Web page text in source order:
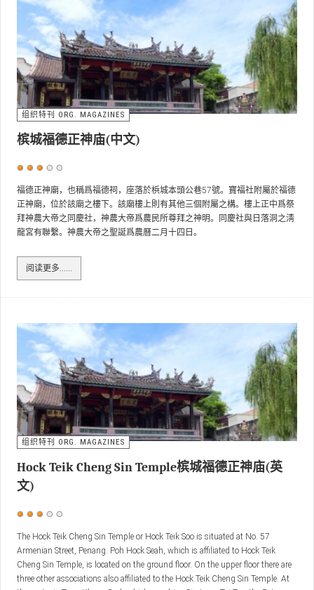
组织特刊 ORG. MAGAZINES
槟城福德正神庙(中文)
用
户
评
价：3/5
福德正神廟，也稱爲福德祠，座落於梹城本頭公巷57號。寶福社附屬於福德
正神廟，位於該廟之樓下。該廟樓上則有其他三個附屬之構。樓上正中爲祭
拜神農大帝之同慶社，神農大帝爲農民所尊拜之神明。同慶社與日落洞之淸
龍宮有聯繫。神農大帝之聖誕爲農曆二月十四日。
阅读更多……
组织特刊 ORG. MAGAZINES
Hock Teik Cheng Sin Temple槟城福德正神庙(英
文)
用
户
评
价：3/5
The Hock Teik Cheng Sin Temple or Hock Teik Soo is situated at No. 57
Armenian Street, Penang. Poh Hock Seah, which is affiliated to Hock Teik
Cheng Sin Temple, is located on the ground floor. On the upper floor there are
three other associations also affiliated to the Hock Teik Cheng Sin Temple. At